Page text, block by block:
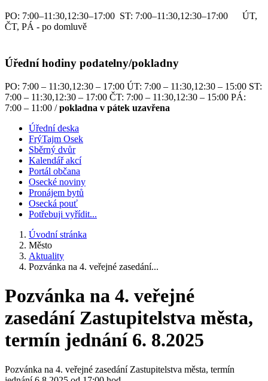
PO: 7:00–11:30,12:30–17:00 ST: 7:00–11:30,12:30–17:00 ÚT,
ČT, PÁ - po domluvě
Úřední hodiny podatelny/pokladny
PO: 7:00 – 11:30,12:30 – 17:00 ÚT: 7:00 – 11:30,12:30 – 15:00 ST:
7:00 – 11:30,12:30 – 17:00 ČT: 7:00 – 11:30,12:30 – 15:00 PÁ:
7:00 – 11:00 /pokladna v pátek uzavřena
Úřední deska
FrýTajm Osek
Sběrný dvůr
Kalendář akcí
Portál občana
Osecké noviny
Pronájem bytů
Osecká pouť
Potřebuji vyřídit...
Úvodní stránka
Město
Aktuality
Pozvánka na 4. veřejné zasedání...
Pozvánka na 4. veřejné
zasedání Zastupitelstva města,
termín jednání 6. 8.2025
Pozvánka na 4. veřejné zasedání Zastupitelstva města, termín